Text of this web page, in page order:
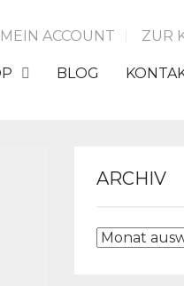
MEIN ACCOUNT ZUR
BLOG
ARCHIV